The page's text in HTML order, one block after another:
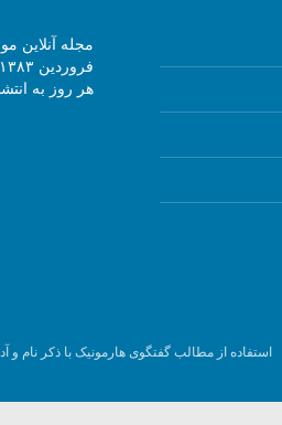
هر روز به
استفاده از مطالب گفتگوی هارمونیک با ذکر نام